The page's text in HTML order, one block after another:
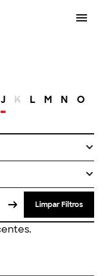
J K L M N O
Limpar Filtros